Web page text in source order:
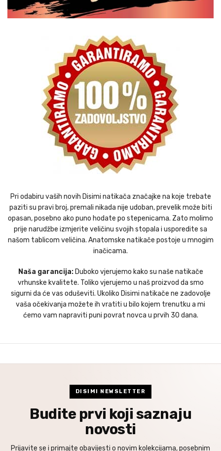
Pri odabiru vaših novih Disimi natikača značajke na koje trebate
paziti su pravi broj, premali nikada nije udoban, prevelik može biti
opasan, posebno ako puno hodate po stepenicama. Zato molimo
prije narudžbe izmjerite veličinu svojih stopala i usporedite sa
našom tablicom veličina. Anatomske natikače postoje u mnogim
inačicama.
Naša garancija:Duboko vjerujemo kako su naše natikače
vrhunske kvalitete. Toliko vjerujemo u naš proizvod da smo
sigurni da će vas oduševiti. Ukoliko Disimi natikače ne zadovolje
vaša očekivanja možete ih vratiti u bilo kojem trenutku a mi
ćemo vam napraviti puni povrat novca u prvih 30 dana.
DISIMI NEWSLETTER
Budite prvi koji saznaju
novosti
Prijavite se i primajte obavijesti o novim kolekcijama, posebnim